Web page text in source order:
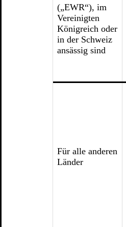
(„EWR“), im
Vereinigten
Königreich oder
in der Schweiz
ansässig sind
Für alle anderen
Länder